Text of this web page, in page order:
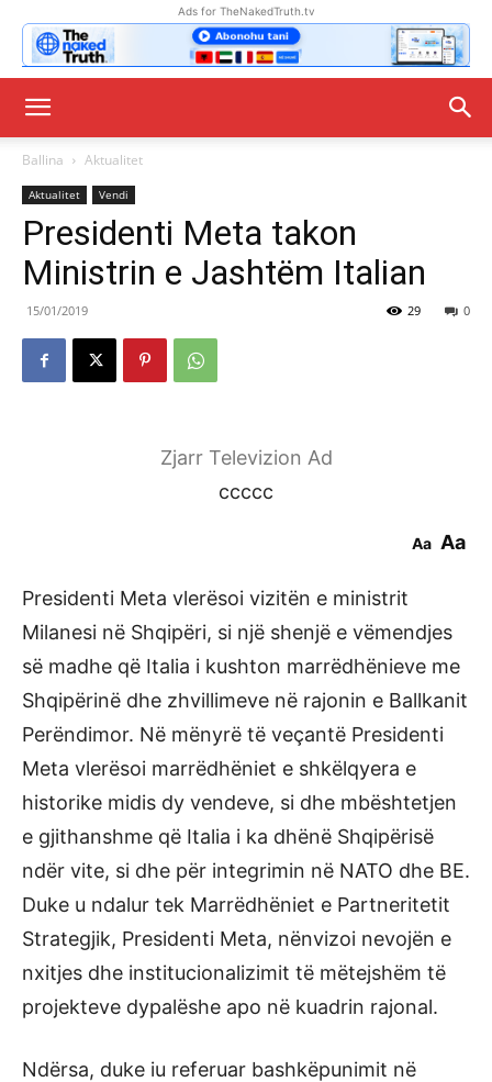
Ads for TheNakedTruth.tv
Ballina Aktualitet
Aktualitet Vendi
Presidenti Meta takon
Ministrin e Jashtëm Italian
15/01/2019 0
29
Zjarr Televizion Ad
ccccc
Aa Aa
Presidenti Meta vlerësoi vizitën e ministrit
Milanesi në Shqipëri, si një shenjë e vëmendjes
së madhe që Italia i kushton marrëdhënieve me
Shqipërinë dhe zhvillimeve në rajonin e Ballkanit
Perëndimor. Në mënyrë të veçantë Presidenti
Meta vlerësoi marrëdhëniet e shkëlqyera e
historike midis dy vendeve, si dhe mbështetjen
e gjithanshme që Italia i ka dhënë Shqipërisë
ndër vite, si dhe për integrimin në NATO dhe BE.
Duke u ndalur tek Marrëdhëniet e Partneritetit
Strategjik, Presidenti Meta, nënvizoi nevojën e
nxitjes dhe institucionalizimit të mëtejshëm të
projekteve dypalëshe apo në kuadrin rajonal.
Ndërsa, duke iu referuar bashkëpunimit në